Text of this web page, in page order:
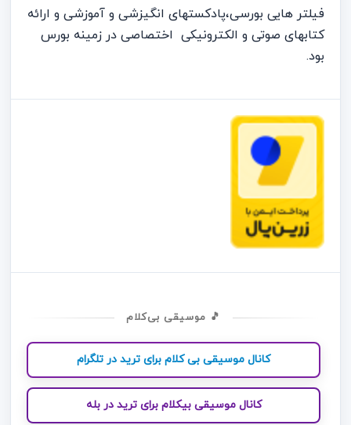
فیلتر هایی بورسی،پادکستهای انگیزشی و آموزشی و ارائه
کتابهای صوتی و الکترونیکی اختصاصی در زمینه بورس
بود.
🎵 موسیقی بی‌کلام
کانال موسیقی بی کلام برای ترید در تلگرام
کانال موسیقی بیکلام برای ترید در بله